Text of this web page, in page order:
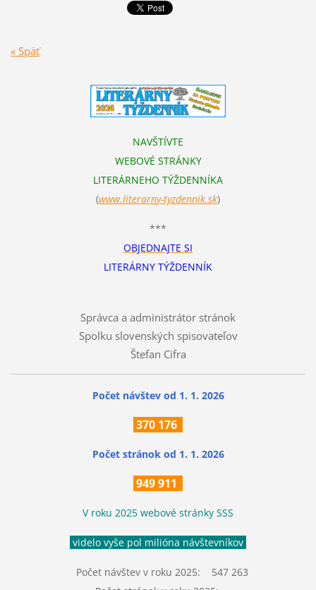
« Späť
NAVŠTÍVTE
WEBOVÉ STRÁNKY
LITERÁRNEHO TÝŽDENNÍKA
(www.literarny-tyzdennik.sk)
***
OBJEDNAJTE SI
LITERÁRNY TÝŽDENNÍK
Správca a administrátor stránok
Spolku slovenských spisovateľov
Štefan Cifra
Počet návštev od 1. 1. 2026
370 176
Počet stránok od 1. 1. 2026
949 911
V roku 2025 webové stránky SSS
videlo vyše pol milióna návštevníkov
Počet návštev v roku 2025: 547 263